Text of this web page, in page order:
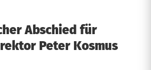
Abschied für
Peter Kosmus